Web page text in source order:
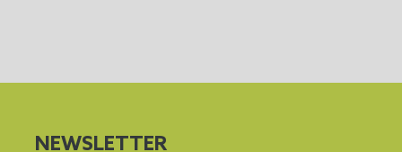
NEWSLETTER